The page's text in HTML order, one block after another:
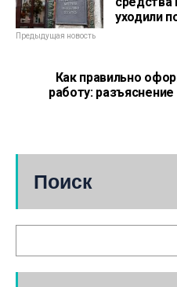
уходили
Предыдущая новость
Как правильно
работу:
Поиск